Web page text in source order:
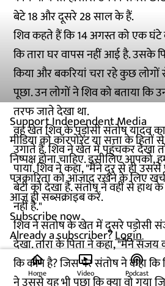
Support Independent Media
मीडिया को कॉरपोरेट या सत्ता के
निष्पक्ष होना चाहिए. इसीलिए आपको,
पत्रकारिता को आजाद रखने के लिए
आज ही सब्सक्राइब करें.
Subscribe now
Already a subscriber?Login
बेटे 18 और दूसरे 28 साल के हैं.
शिव कहते हैं कि 14 अगस्त को एक
कि तारा घर वापस नहीं आई है. उसके
किया और बकरियां चरा रहे कुछ लोगों
पूछा. उन लोगों ने शिव को बताया कि
तरफ जाते देखा था.
वह खेत शिव के पड़ोसी संतोष यादव
उगाते हैं. शिव ने खेत में पहुंचकर देखा
पाया. शिव ने कहा, "मैंने दूर से ही
बेटी को देखा है. संतोष ने वहीं से हाथ
नहीं है."
शिव ने संतोष के खेत में दूसरे पड़ोसी
देखा. तारा के पिता ने कहा, "मैंने
कि कौन है? जिस पर संतोष ने कहा
home
Home
ondemand_video
Video
podcasts
Podcast